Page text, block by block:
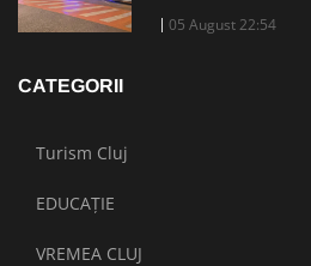
05 August 22:54
CATEGORII
Turism Cluj
EDUCAȚIE
VREMEA CLUJ